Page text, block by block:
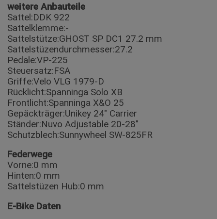
weitere Anbauteile
Sattel:DDK 922
Sattelklemme:-
Sattelstütze:GHOST SP DC1 27.2 mm
Sattelstüzendurchmesser:27.2
Pedale:VP-225
Steuersatz:FSA
Griffe:Velo VLG 1979-D
Rücklicht:Spanninga Solo XB
Frontlicht:Spanninga X&O 25
Gepäckträger:Unikey 24″ Carrier
Ständer:Nuvo Adjustable 20-28″
Schutzblech:Sunnywheel SW-825FR
Federwege
Vorne:0 mm
Hinten:0 mm
Sattelstüzen Hub:0 mm
E-Bike Daten